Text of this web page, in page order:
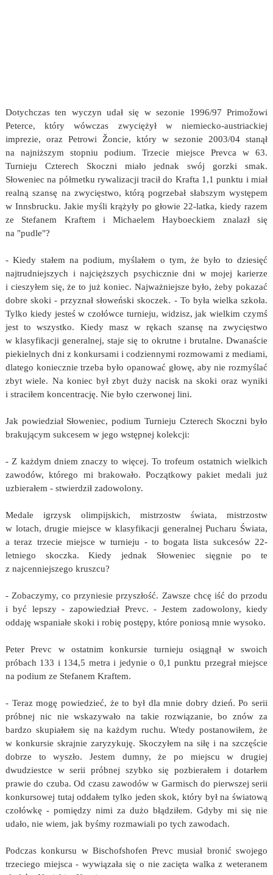
Dotychczas ten wyczyn udał się w sezonie 1996/97 Primožowi
Peterce, który wówczas zwyciężył w niemiecko-austriackiej
imprezie, oraz Petrowi Žoncie, który w sezonie 2003/04 stanął
na najniższym stopniu podium. Trzecie miejsce Prevca w 63.
Turnieju Czterech Skoczni miało jednak swój gorzki smak.
Słoweniec na półmetku rywalizacji tracił do Krafta 1,1 punktu i miał
realną szansę na zwycięstwo, którą pogrzebał słabszym występem
w Innsbrucku. Jakie myśli krążyły po głowie 22-latka, kiedy razem
ze Stefanem Kraftem i Michaelem Hayboeckiem znalazł się
na "pudle"?
- Kiedy stałem na podium, myślałem o tym, że było to dziesięć
najtrudniejszych i najcięższych psychicznie dni w mojej karierze
i cieszyłem się, że to już koniec. Najważniejsze było, żeby pokazać
dobre skoki - przyznał słoweński skoczek. - To była wielka szkoła.
Tylko kiedy jesteś w czołówce turnieju, widzisz, jak wielkim czymś
jest to wszystko. Kiedy masz w rękach szansę na zwycięstwo
w klasyfikacji generalnej, staje się to okrutne i brutalne. Dwanaście
piekielnych dni z konkursami i codziennymi rozmowami z mediami,
dlatego koniecznie trzeba było opanować głowę, aby nie rozmyślać
zbyt wiele. Na koniec był zbyt duży nacisk na skoki oraz wyniki
i straciłem koncentrację. Nie było czerwonej lini.
Jak powiedział Słoweniec, podium Turnieju Czterech Skoczni było
brakującym sukcesem w jego wstępnej kolekcji:
- Z każdym dniem znaczy to więcej. To trofeum ostatnich wielkich
zawodów, którego mi brakowało. Początkowy pakiet medali już
uzbierałem - stwierdził zadowolony.
Medale igrzysk olimpijskich, mistrzostw świata, mistrzostw
w lotach, drugie miejsce w klasyfikacji generalnej Pucharu Świata,
a teraz trzecie miejsce w turnieju - to bogata lista sukcesów 22-
letniego skoczka. Kiedy jednak Słoweniec sięgnie po te
z najcenniejszego kruszcu?
- Zobaczymy, co przyniesie przyszłość. Zawsze chcę iść do przodu
i być lepszy - zapowiedział Prevc. - Jestem zadowolony, kiedy
oddaję wspaniałe skoki i robię postępy, które poniosą mnie wysoko.
Peter Prevc w ostatnim konkursie turnieju osiągnął w swoich
próbach 133 i 134,5 metra i jedynie o 0,1 punktu przegrał miejsce
na podium ze Stefanem Kraftem.
- Teraz mogę powiedzieć, że to był dla mnie dobry dzień. Po serii
próbnej nic nie wskazywało na takie rozwiązanie, bo znów za
bardzo skupiałem się na każdym ruchu. Wtedy postanowiłem, że
w konkursie skrajnie zaryzykuję. Skoczyłem na siłę i na szczęście
dobrze to wyszło. Jestem dumny, że po miejscu w drugiej
dwudziestce w serii próbnej szybko się pozbierałem i dotarłem
prawie do czuba. Od czasu zawodów w Garmisch do pierwszej serii
konkursowej tutaj oddałem tylko jeden skok, który był na światową
czołówkę - pomiędzy nimi za dużo błądziłem. Gdyby mi się nie
udało, nie wiem, jak byśmy rozmawiali po tych zawodach.
Podczas konkursu w Bischofshofen Prevc musiał bronić swojego
trzeciego miejsca - wywiązała się o nie zacięta walka z weteranem